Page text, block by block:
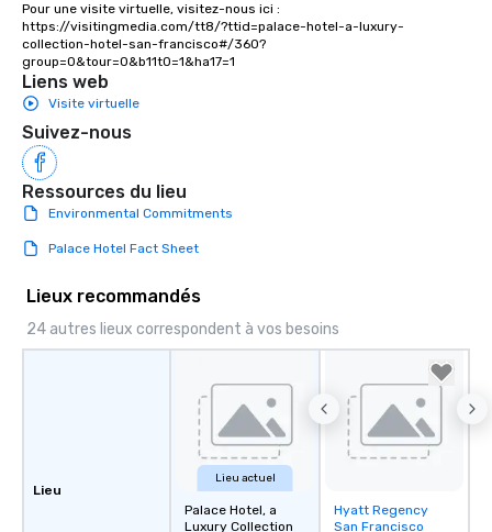
Pour une visite virtuelle, visitez-nous ici :
https://visitingmedia.com/tt8/?ttid=palace-hotel-a-luxury-
collection-hotel-san-francisco#/360?
group=0&tour=0&b11t0=1&ha17=1
Liens web
Visite virtuelle
Suivez-nous
Ressources du lieu
Environmental Commitments
Palace Hotel Fact Sheet
Lieux recommandés
24 autres lieux correspondent à vos besoins
Lieu
Lieu actuel
Palace Hotel, a
Luxury Collection
Removed from
Hyatt Regency
San Francisco